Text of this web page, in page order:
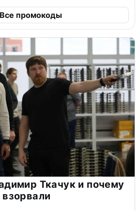
Все промокоды
Ткачук и почему